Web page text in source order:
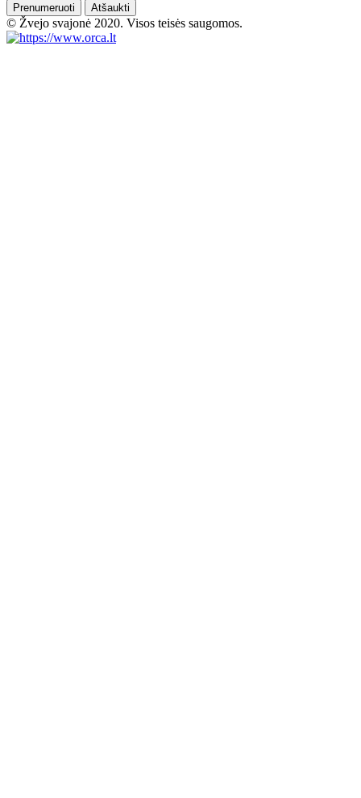
Prenumeruoti Atšaukti
© Žvejo svajonė 2020. Visos teisės saugomos.